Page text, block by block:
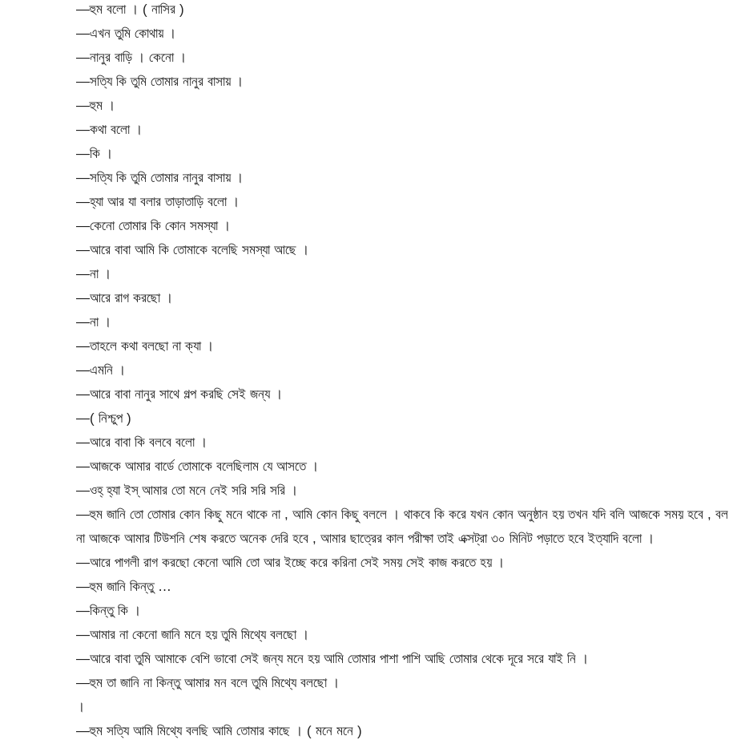
—হুম বলো । ( নাসির )
—এখন তুমি কোথায় ।
—নানুর বাড়ি । কেনো ।
—সত্যি কি তুমি তোমার নানুর বাসায় ।
—হুম ।
—কথা বলো ।
—কি ।
—সত্যি কি তুমি তোমার নানুর বাসায় ।
—হ্যা আর যা বলার তাড়াতাড়ি বলো ।
—কেনো তোমার কি কোন সমস্যা ।
—আরে বাবা আমি কি তোমাকে বলেছি সমস্যা আছে ।
—না ।
—আরে রাগ করছো ।
—না ।
—তাহলে কথা বলছো না ক্যা ।
—এমনি ।
—আরে বাবা নানুর সাথে গল্প করছি সেই জন্য ।
—( নিশ্চুপ )
—আরে বাবা কি বলবে বলো ।
—আজকে আমার বার্ডে তোমাকে বলেছিলাম যে আসতে ।
—ওহ্ হ্যা ইস্ আমার তো মনে নেই সরি সরি সরি ।
—হুম জানি তো তোমার কোন কিছু মনে থাকে না , আমি কোন কিছু বললে । থাকবে কি করে যখন কোন অনুষ্ঠান হয় তখন যদি বলি আজকে সময় হবে , বল
না আজকে আমার টিউশনি শেষ করতে অনেক দেরি হবে , আমার ছাত্রের কাল পরীক্ষা তাই এক্সট্রা ৩০ মিনিট পড়াতে হবে ইত্যাদি বলো ।
—আরে পাগলী রাগ করছো কেনো আমি তো আর ইচ্ছে করে করিনা সেই সময় সেই কাজ করতে হয় ।
—হুম জানি কিন্তু …
—কিন্তু কি ।
—আমার না কেনো জানি মনে হয় তুমি মিথ্যে বলছো ।
—আরে বাবা তুমি আমাকে বেশি ভাবো সেই জন্য মনে হয় আমি তোমার পাশা পাশি আছি তোমার থেকে দূরে সরে যাই নি ।
—হুম তা জানি না কিন্তু আমার মন বলে তুমি মিথ্যে বলছো ।
।
—হুম সত্যি আমি মিথ্যে বলছি আমি তোমার কাছে । ( মনে মনে )